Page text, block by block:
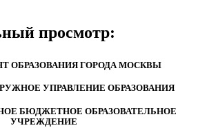
просмотр:
ОБРАЗОВАНИЯ ГОРОДА МОСКВЫ
УПРАВЛЕНИЕ ОБРАЗОВАНИЯ
БЮДЖЕТНОЕ ОБРАЗОВАТЕЛЬНОЕ
УЧРЕЖДЕНИЕ